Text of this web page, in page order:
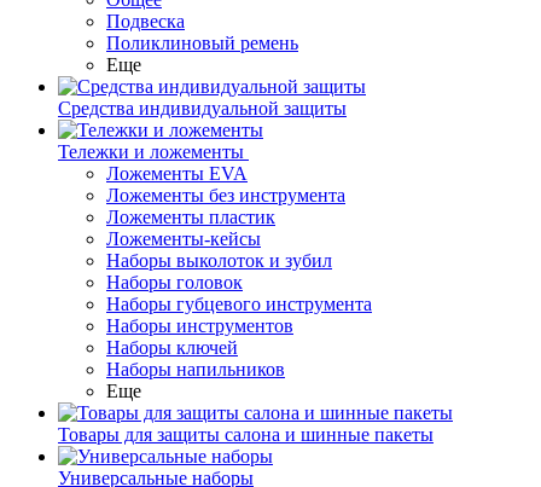
Подвеска
Поликлиновый ремень
Еще
Средства индивидуальной защиты
Тележки и ложементы
Ложементы EVA
Ложементы без инструмента
Ложементы пластик
Ложементы-кейсы
Наборы выколоток и зубил
Наборы головок
Наборы губцевого инструмента
Наборы инструментов
Наборы ключей
Наборы напильников
Еще
Товары для защиты салона и шинные пакеты
Универсальные наборы